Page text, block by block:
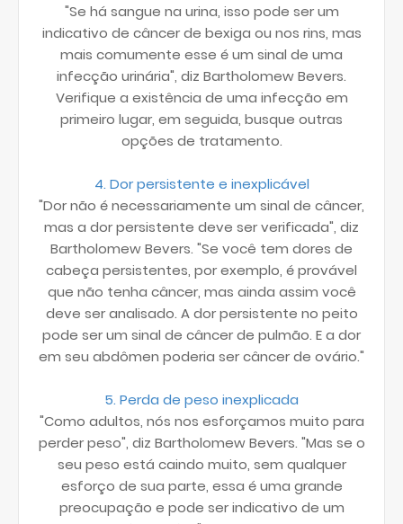
"Se há sangue na urina, isso pode ser um
indicativo de câncer de bexiga ou nos rins, mas
mais comumente esse é um sinal de uma
infecção urinária", diz Bartholomew Bevers.
Verifique a existência de uma infecção em
primeiro lugar, em seguida, busque outras
opções de tratamento.
4. Dor persistente e inexplicável
"Dor não é necessariamente um sinal de câncer,
mas a dor persistente deve ser verificada", diz
Bartholomew Bevers. "Se você tem dores de
cabeça persistentes, por exemplo, é provável
que não tenha câncer, mas ainda assim você
deve ser analisado. A dor persistente no peito
pode ser um sinal de câncer de pulmão. E a dor
em seu abdômen poderia ser câncer de ovário."
5. Perda de peso inexplicada
"Como adultos, nós nos esforçamos muito para
perder peso", diz Bartholomew Bevers. "Mas se o
seu peso está caindo muito, sem qualquer
esforço de sua parte, essa é uma grande
preocupação e pode ser indicativo de um